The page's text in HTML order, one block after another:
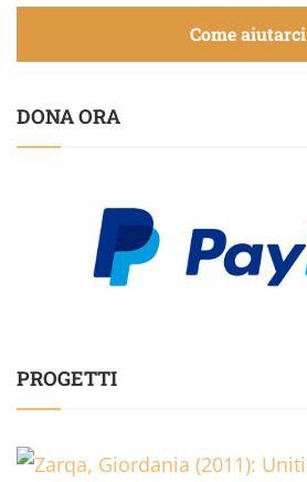
Come aiutarci
DONA ORA
PROGETTI